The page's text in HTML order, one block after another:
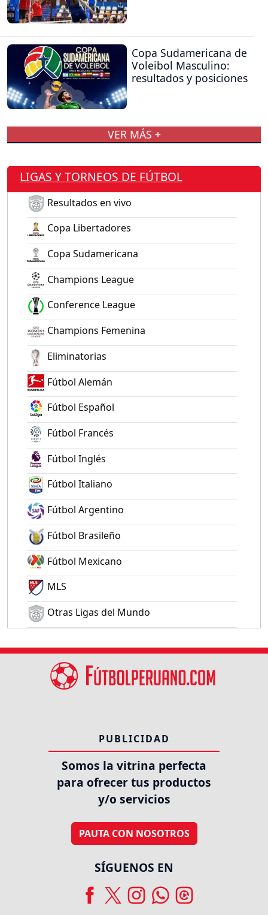
Copa Sudamericana de
Voleibol Masculino:
resultados y posiciones
VER MÁS +
LIGAS Y TORNEOS DE FÚTBOL
Resultados en vivo
Copa Libertadores
Copa Sudamericana
Champions League
Conference League
Champions Femenina
Eliminatorias
Fútbol Alemán
Fútbol Español
Fútbol Francés
Fútbol Inglés
Fútbol Italiano
Fútbol Argentino
Fútbol Brasileño
Fútbol Mexicano
MLS
Otras Ligas del Mundo
PUBLICIDAD
Somos la vitrina perfecta
para ofrecer tus productos
y/o servicios
PAUTA CON NOSOTROS
SÍGUENOS EN